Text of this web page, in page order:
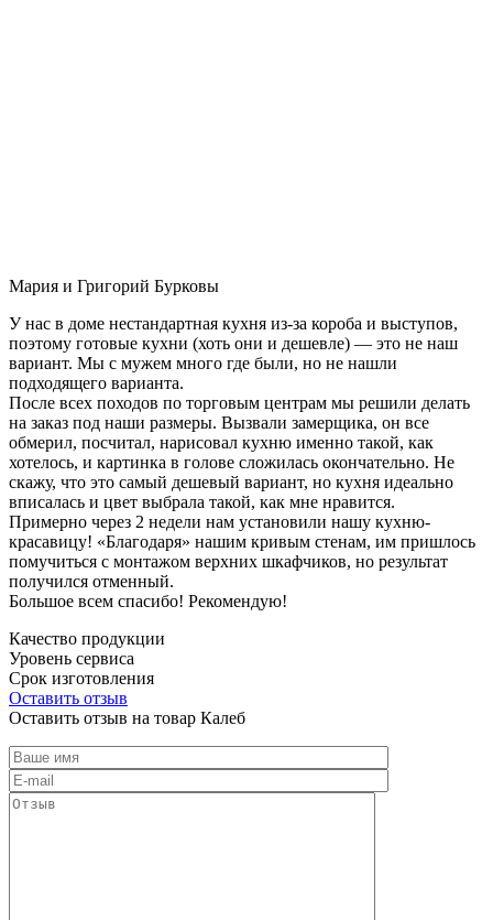
Мария и Григорий Бурковы
У нас в доме нестандартная кухня из-за короба и выступов,
поэтому готовые кухни (хоть они и дешевле) — это не наш
вариант. Мы с мужем много где были, но не нашли
подходящего варианта.
После всех походов по торговым центрам мы решили делать
на заказ под наши размеры. Вызвали замерщика, он все
обмерил, посчитал, нарисовал кухню именно такой, как
хотелось, и картинка в голове сложилась окончательно. Не
скажу, что это самый дешевый вариант, но кухня идеально
вписалась и цвет выбрала такой, как мне нравится.
Примерно через 2 недели нам установили нашу кухню-
красавицу! «Благодаря» нашим кривым стенам, им пришлось
помучиться с монтажом верхних шкафчиков, но результат
получился отменный.
Большое всем спасибо! Рекомендую!
Качество продукции
Уровень сервиса
Срок изготовления
Оставить отзыв
Оставить отзыв на товар Калеб